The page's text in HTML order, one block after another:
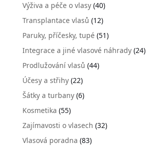
Výživa a péče o vlasy(40)
Transplantace vlasů (12)
Paruky, příčesky, tupé(51)
Integrace a jiné vlasové náhrady(24)
Prodlužování vlasů (44)
Účesy a střihy(22)
Šátky a turbany(6)
Kosmetika (55)
Zajímavosti o vlasech (32)
Vlasová poradna (83)